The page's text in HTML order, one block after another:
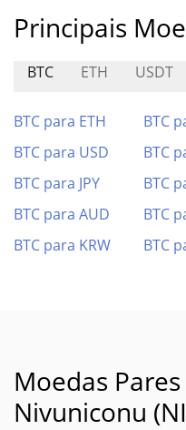
Principais
BTC ETH USDT
BTC para ETH BTC
BTC para USD
BTC
BTC para JPY
BTC
BTC para AUD
BTC
BTC para KRW
BTC
Moedas
Nivuniconu